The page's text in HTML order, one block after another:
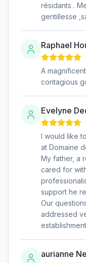
résidants .
gentillesse
Raphael
A
contagious
Evelyne
I would like
at Domaine
My father, a
cared for
support he
Our
addressed
aurianne